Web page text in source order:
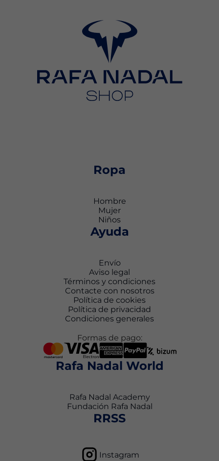
Ropa
Hombre
Mujer
Niños
Ayuda
Envío
Aviso legal
Términos y condiciones
Contacte con nosotros
Política de cookies
Política de privacidad
Condiciones generales
Formas de pago:
Rafa Nadal World
Rafa Nadal Academy
Fundación Rafa Nadal
RRSS
Instagram